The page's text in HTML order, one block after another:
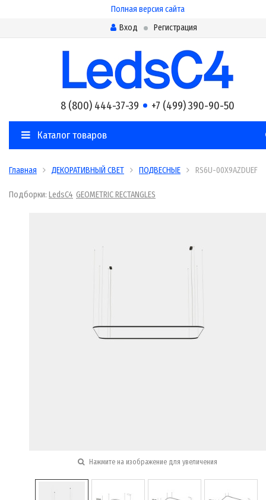
Полная версия сайта
Вход
Регистрация
8 (800) 444-37-39 +7 (499) 390-90-50
Каталог товаров
Главная ДЕКОРАТИВНЫЙ СВЕТ ПОДВЕСНЫЕ RS6U-00X9AZDUEF
Подборки: LedsC4 GEOMETRIC RECTANGLES
Нажмите на изображение для увеличения